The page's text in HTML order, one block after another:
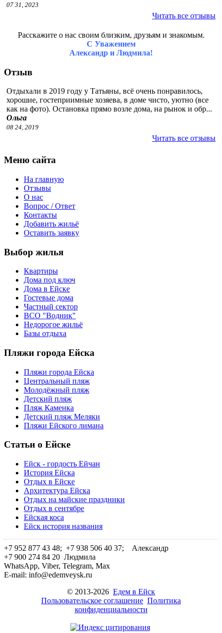
07 31, 2023
Читать все отзывы
Расскажите о нас своим близким, друзьям и знакомым.
С Уважением
Александр и Людмила!
Отзыв
Отдыхали в 2019 году у Татьяны, всё очень понравилось,
хорошие, гостеприимные хозяева, в доме чисто, уютно (все
как на фото). Остановка прямо возле дома, на рынок и обр...
Ольга
08 24, 2019
Читать все отзывы
Меню сайта
На главную
Отзывы
О нас
Вопрос / Ответ
Контакты
Добавить жильё
Оставить заявку
Выбор жилья
Квартиры
Дома под ключ
Дома в Ейске
Гостевые дома
Частный сектор
ВСО "Водник"
Недорогое жильё
Базы отдыха
Пляжи города Ейска
Пляжи города Ейска
Центральный пляж
Молодёжный пляж
Детский пляж
Пляж Каменка
Детский пляж Меляки
Пляжи Ейского лимана
Статьи о Ейске
Ейск - гордость Ейчан
История Ейска
Отдых в Ейске
Архитектура Ейска
Отдых на майские праздники
Отдых в сентябре
Ейская коса
Ейск история названия
+7 952 877 43 48; +7 938 506 40 37; Александр
+7 900 274 84 20 Людмила
WhatsApp, Viber, Telegram, Max
E-mail: info@edemveysk.ru
© 2013-2026 Едем в Ейск
Пользовательское соглашение Политика
конфиденциальности